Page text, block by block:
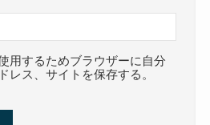
用するためブラウザーに自分
レス、サイトを保存する。